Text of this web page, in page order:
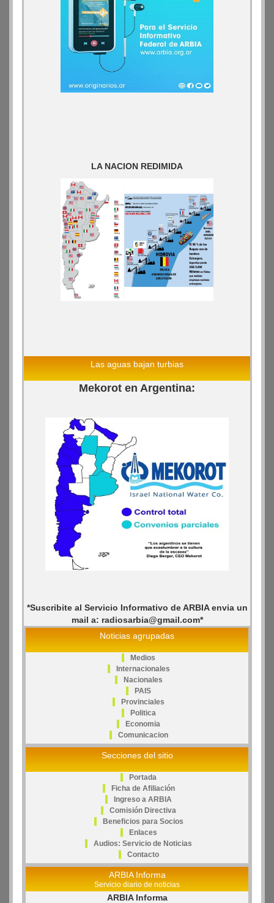
LA NACION REDIMIDA
Las aguas bajan turbias
Mekorot en Argentina:
*Suscribite al Servicio Informativo de ARBIA envia un
mail a: radiosarbia@gmail.com*
Noticias agrupadas
Medios
Internacionales
Nacionales
PAIS
Provinciales
Politica
Economia
Comunicacion
Secciones del sitio
Portada
Ficha de Afiliación
Ingreso a ARBIA
Comisión Directiva
Beneficios para Socios
Enlaces
Audios: Servicio de Noticias
Contacto
ARBIA Informa
Servicio diario de noticias
ARBIA Informa